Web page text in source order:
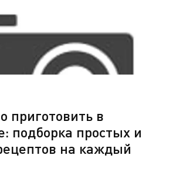
приготовить в
подборка простых и
на каждый